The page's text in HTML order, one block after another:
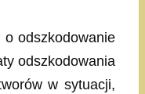
odszkodowanie
odszkodowania
w sytuacji,